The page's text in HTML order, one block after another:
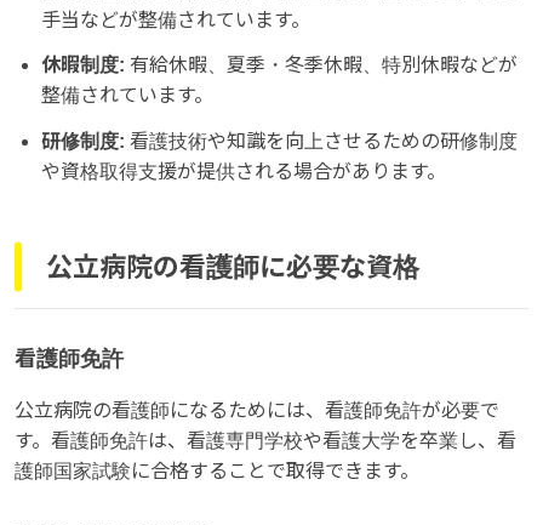
手当などが整備されています。
休暇制度: 有給休暇、夏季・冬季休暇、特別休暇などが
整備されています。
研修制度: 看護技術や知識を向上させるための研修制度
や資格取得支援が提供される場合があります。
公立病院の看護師に必要な資格
看護師免許
公立病院の看護師になるためには、看護師免許が必要で
す。看護師免許は、看護専門学校や看護大学を卒業し、看
護師国家試験に合格することで取得できます。